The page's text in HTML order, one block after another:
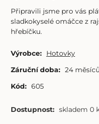
Připravili jsme pro vás
sladkokyselé omáčce z
hřebíčku.
Výrobce: Hotovky
Záruční doba: 24 měsíců
Kód: 605
Dostupnost: skladem 0